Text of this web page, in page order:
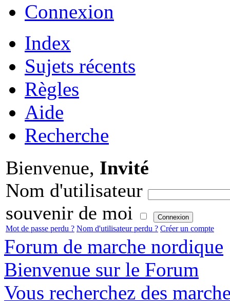
Connexion
Index
Sujets récents
Règles
Aide
Recherche
Bienvenue, Invité
Nom d'utilisateur
souvenir de moi
Mot de passe perdu ? Nom d'utilisateur perdu ? Créer un compte
Forum de marche nordique
Bienvenue sur le Forum
Vous recherchez des